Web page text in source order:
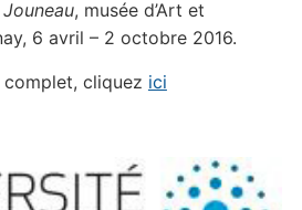
, musée d’Art et
6 avril – 2 octobre 2016.
complet, cliquez ici